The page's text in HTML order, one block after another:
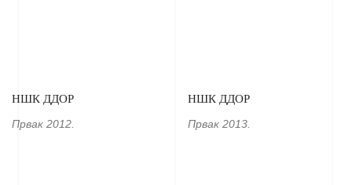
НШК ДДОР
Првак 2012.
НШК ДДОР
Првак 2013.